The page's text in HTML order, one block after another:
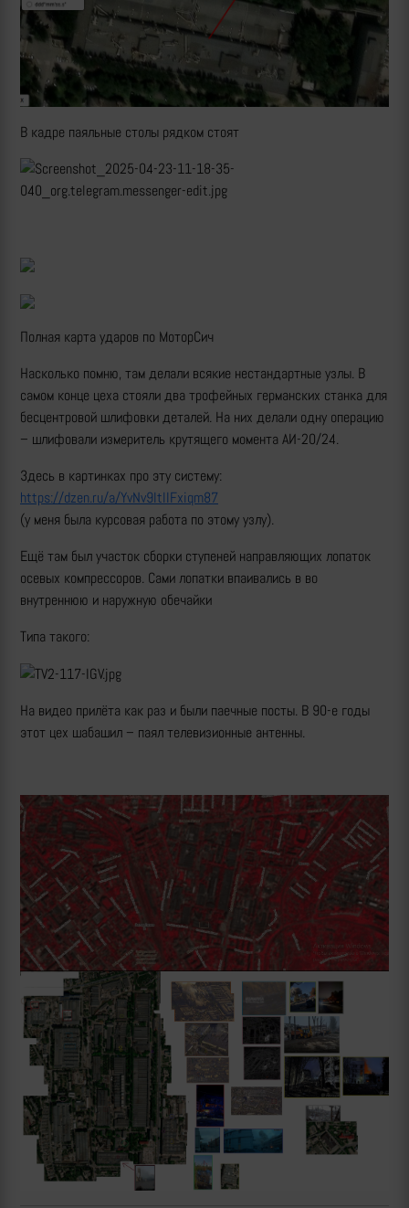
В кадре паяльные столы рядком стоят
Полная карта ударов по МоторСич
Насколько помню, там делали всякие нестандартные узлы. В
самом конце цеха стояли два трофейных германских станка для
бесцентровой шлифовки деталей. На них делали одну операцию
– шлифовали измеритель крутящего момента АИ-20/24.
Здесь в картинках про эту систему:
https://dzen.ru/a/YvNv9ItlIFxiqm87
(у меня была курсовая работа по этому узлу).
Ещё там был участок сборки ступеней направляющих лопаток
осевых компрессоров. Сами лопатки впаивались в во
внутреннюю и наружную обечайки
Типа такого:
На видео прилёта как раз и были паечные посты. В 90-е годы
этот цех шабашил – паял телевизионные антенны.